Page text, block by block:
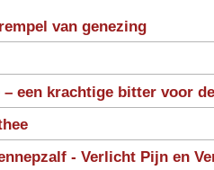
van genezing
– een krachtige bitter voor
- Verlicht Pijn en